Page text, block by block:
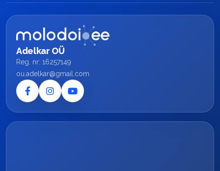
Adelkar OÜ
Reg. nr: 16257149
ou.adelkar@gmail.com